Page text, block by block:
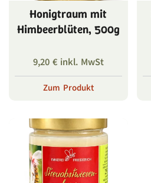
Honigtraum mit
Himbeerblüten, 500g
9,20 €inkl. MwSt
Zum Produkt